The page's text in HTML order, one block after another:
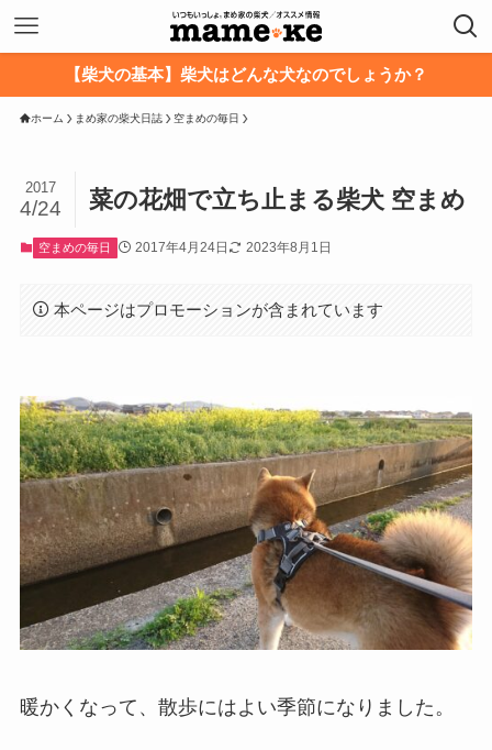
【柴犬の基本】柴犬はどんな犬なのでしょうか？
ホーム まめ家の柴犬日誌 空まめの毎日
菜の花畑で立ち止まる柴犬 空まめ
2017
4/24
空まめの毎日 2017年4月24日 2023年8月1日
本ページはプロモーションが含まれています
暖かくなって、散歩にはよい季節になりました。